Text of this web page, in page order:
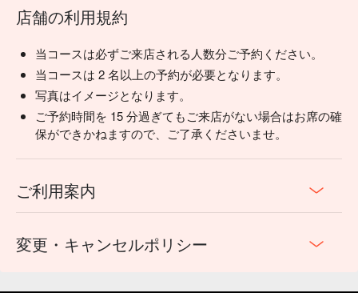
店舗の利用規約
当コースは必ずご来店される人数分ご予約ください。
当コースは 2 名以上の予約が必要となります。
写真はイメージとなります。
ご予約時間を 15 分過ぎてもご来店がない場合はお席の確
保ができかねますので、ご了承くださいませ。
ご利用案内
変更・キャンセルポリシー